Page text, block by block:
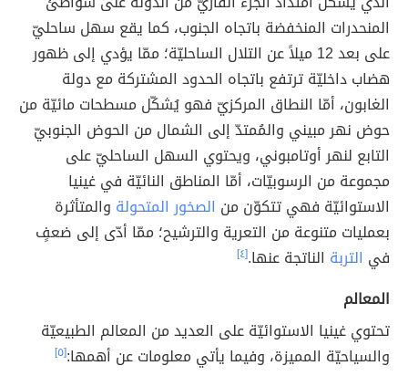
المنحدرات المنخفضة باتجاه الجنوب، كما يقع سهل ساحليّ
على بعد 12 ميلاً عن التلال الساحليّة؛ ممّا يؤدي إلى ظهور
هضاب داخليّة ترتفع باتجاه الحدود المشتركة مع دولة
الغابون، أمّا النطاق المركزيّ فهو يُشكّل مسطحات مائيّة من
حوض نهر مبيني والمُمتدّ إلى الشمال من الحوض الجنوبيّ
التابع لنهر أوتامبوني، ويحتوي السهل الساحليّ على
مجموعة من الرسوبيّات، أمّا المناطق النائيّة في غينيا
الاستوائيّة فهي تتكوّن من الصخور المتحولة والمتأثرة
بعمليات متنوعة من التعرية والترشيح؛ ممّا أدّى إلى ضعفٍ
في التربة الناتجة عنها.[٤]
المعالم
تحتوي غينيا الاستوائيّة على العديد من المعالم الطبيعيّة
والسياحيّة المميزة، وفيما يأتي معلومات عن أهمها:[٥]